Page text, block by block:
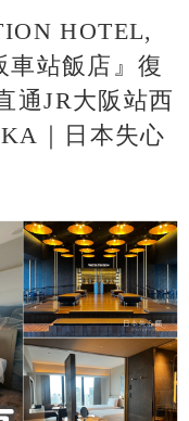
HOTEL,
站飯店』復
通JR大阪站西
｜日本失心